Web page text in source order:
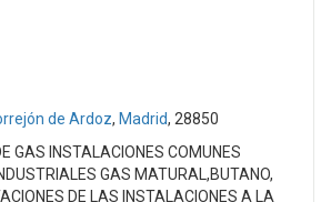
de Ardoz, Madrid, 28850
GAS INSTALACIONES COMUNES
GAS MATURAL,BUTANO,
DE LAS INSTALACIONES A LA